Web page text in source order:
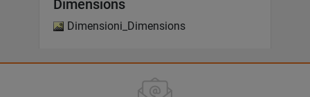
Dimensions
Dimensioni_Dimensions